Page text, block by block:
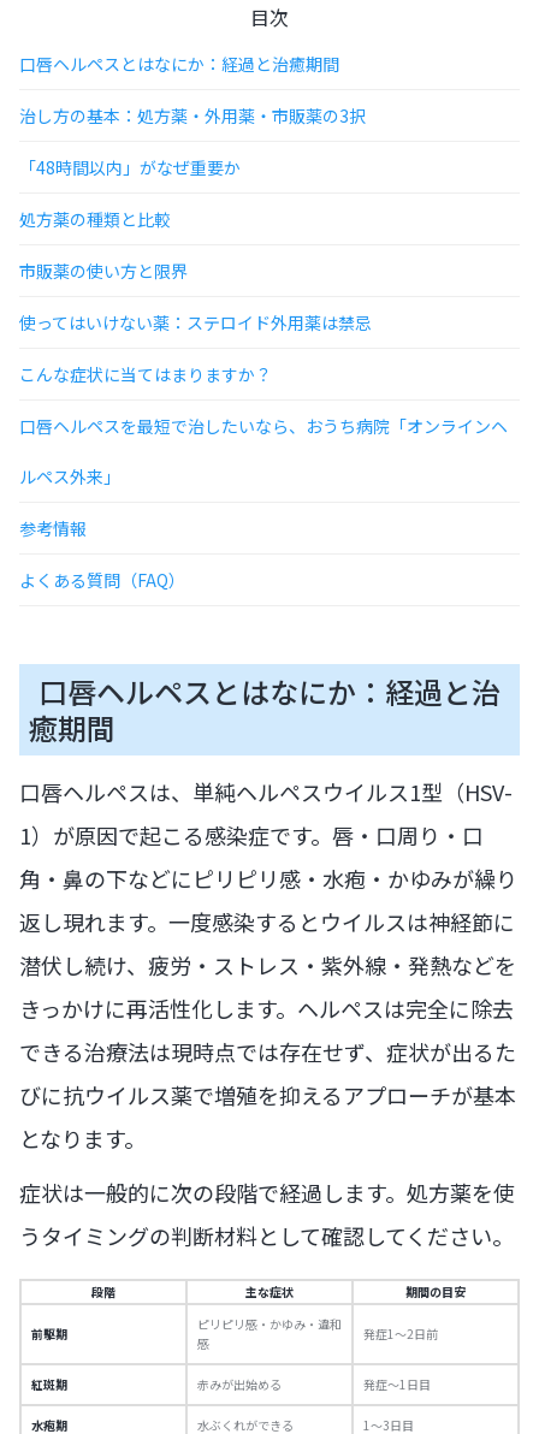
目次
口唇ヘルペスとはなにか：経過と治癒期間
治し方の基本：処方薬・外用薬・市販薬の3択
「48時間以内」がなぜ重要か
処方薬の種類と比較
市販薬の使い方と限界
使ってはいけない薬：ステロイド外用薬は禁忌
こんな症状に当てはまりますか？
口唇ヘルペスを最短で治したいなら、おうち病院「オンラインヘ
ルペス外来」
参考情報
よくある質問（FAQ）
口唇ヘルペスとはなにか：経過と治
癒期間
口唇ヘルペスは、単純ヘルペスウイルス1型（HSV-
1）が原因で起こる感染症です。唇・口周り・口
角・鼻の下などにピリピリ感・水疱・かゆみが繰り
返し現れます。一度感染するとウイルスは神経節に
潜伏し続け、疲労・ストレス・紫外線・発熱などを
きっかけに再活性化します。ヘルペスは完全に除去
できる治療法は現時点では存在せず、症状が出るた
びに抗ウイルス薬で増殖を抑えるアプローチが基本
となります。
症状は一般的に次の段階で経過します。処方薬を使
うタイミングの判断材料として確認してください。
段階 主な症状 期間の目安
前駆期
ピリピリ感・かゆみ・違和
感
発症1〜2日前
紅斑期 赤みが出始める 発症〜1日目
水疱期 水ぶくれができる 1〜3日目